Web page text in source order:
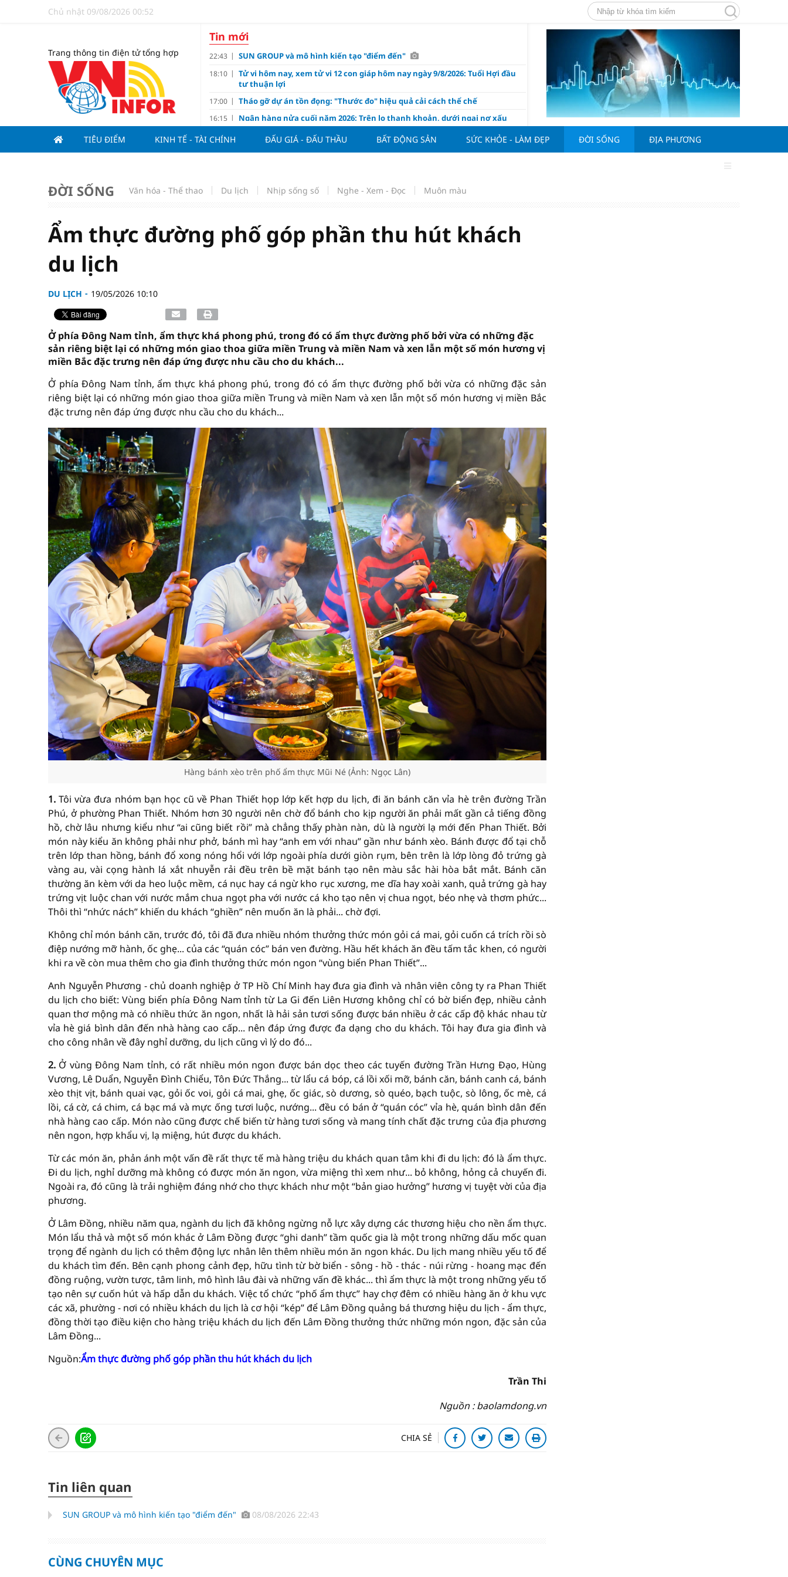
Chủ nhật 09/08/2026 00:52
Trang thông tin điện tử tổng hợp
Tin mới
22:43 SUN GROUP và mô hình kiến tạo "điểm đến"
18:10
Tử vi hôm nay, xem tử vi 12 con giáp hôm nay ngày 9/8/2026: Tuổi Hợi đầu
tư thuận lợi
17:00 Tháo gỡ dự án tồn đọng: "Thước đo" hiệu quả cải cách thể chế
16:15 Ngân hàng nửa cuối năm 2026: Trên lo thanh khoản, dưới ngại nợ xấu
14:10
Tín dụng/GDP của Việt Nam "phình" lên 155%, cao gấp 3 lần nhóm cùng
3-1 ở ASEAN Cup 2026
10:23 Giá vàng hôm nay 8/8: Vàng thế giới "nhảy vọt"
Các cổ phiếu IPO có được phân bổ dòng vốn mới từ nâng hạng thị trường?
08:15 Lợi ích của nước chanh gừng
TIÊU ĐIỂM KINH TẾ - TÀI CHÍNH ĐẤU GIÁ - ĐẤU THẦU BẤT ĐỘNG SẢN SỨC KHỎE - LÀM ĐẸP ĐỜI SỐNG ĐỊA PHƯƠNG
ĐỜI SỐNG Văn hóa - Thể thao Du lịch Nhịp sống số Nghe - Xem - Đọc Muôn màu
Ẩm thực đường phố góp phần thu hút khách
du lịch
DU LỊCH 19/05/2026 10:10
Ở phía Đông Nam tỉnh, ẩm thực khá phong phú, trong đó có ẩm thực đường phố bởi vừa có những đặc
sản riêng biệt lại có những món giao thoa giữa miền Trung và miền Nam và xen lẫn một số món hương vị
miền Bắc đặc trưng nên đáp ứng được nhu cầu cho du khách...
Ở phía Đông Nam tỉnh, ẩm thực khá phong phú, trong đó có ẩm thực đường phố bởi vừa có những đặc sản
riêng biệt lại có những món giao thoa giữa miền Trung và miền Nam và xen lẫn một số món hương vị miền Bắc
đặc trưng nên đáp ứng được nhu cầu cho du khách...
Hàng bánh xèo trên phố ẩm thực Mũi Né (Ảnh: Ngọc Lân)
1. Tôi vừa đưa nhóm bạn học cũ về Phan Thiết họp lớp kết hợp du lịch, đi ăn bánh căn vỉa hè trên đường Trần
Phú, ở phường Phan Thiết. Nhóm hơn 30 người nên chờ đổ bánh cho kịp người ăn phải mất gần cả tiếng đồng
hồ, chờ lâu nhưng kiểu như “ai cũng biết rồi” mà chẳng thấy phàn nàn, dù là người lạ mới đến Phan Thiết. Bởi
món này kiểu ăn không phải như phở, bánh mì hay “anh em với nhau” gần như bánh xèo. Bánh được đổ tại chỗ
trên lớp than hồng, bánh đổ xong nóng hổi với lớp ngoài phía dưới giòn rụm, bên trên là lớp lòng đỏ trứng gà
vàng au, vài cọng hành lá xắt nhuyễn rải đều trên bề mặt bánh tạo nên màu sắc hài hòa bắt mắt. Bánh căn
thường ăn kèm với da heo luộc mềm, cá nục hay cá ngừ kho rục xương, me dĩa hay xoài xanh, quả trứng gà hay
trứng vịt luộc chan với nước mắm chua ngọt pha với nước cá kho tạo nên vị chua ngọt, béo nhẹ và thơm phức...
Thôi thì “nhức nách” khiến du khách “ghiền” nên muốn ăn là phải... chờ đợi.
Không chỉ món bánh căn, trước đó, tôi đã đưa nhiều nhóm thưởng thức món gỏi cá mai, gỏi cuốn cá trích rồi sò
điệp nướng mỡ hành, ốc ghẹ... của các “quán cóc” bán ven đường. Hầu hết khách ăn đều tấm tắc khen, có người
khi ra về còn mua thêm cho gia đình thưởng thức món ngon “vùng biển Phan Thiết”...
Anh Nguyễn Phương - chủ doanh nghiệp ở TP Hồ Chí Minh hay đưa gia đình và nhân viên công ty ra Phan Thiết
du lịch cho biết: Vùng biển phía Đông Nam tỉnh từ La Gi đến Liên Hương không chỉ có bờ biển đẹp, nhiều cảnh
quan thơ mộng mà có nhiều thức ăn ngon, nhất là hải sản tươi sống được bán nhiều ở các cấp độ khác nhau từ
vỉa hè giá bình dân đến nhà hàng cao cấp... nên đáp ứng được đa dạng cho du khách. Tôi hay đưa gia đình và
cho công nhân về đây nghỉ dưỡng, du lịch cũng vì lý do đó...
2. Ở vùng Đông Nam tỉnh, có rất nhiều món ngon được bán dọc theo các tuyến đường Trần Hưng Đạo, Hùng
Vương, Lê Duẩn, Nguyễn Đình Chiểu, Tôn Đức Thắng... từ lẩu cá bóp, cá lồi xối mỡ, bánh căn, bánh canh cá, bánh
xèo thịt vịt, bánh quai vạc, gỏi ốc voi, gỏi cá mai, ghẹ, ốc giác, sò dương, sò quéo, bạch tuộc, sò lông, ốc mè, cá
lồi, cá cờ, cá chim, cá bạc má và mực ống tươi luộc, nướng... đều có bán ở “quán cóc” vỉa hè, quán bình dân đến
nhà hàng cao cấp. Món nào cũng được chế biến từ hàng tươi sống và mang tính chất đặc trưng của địa phương
nên ngon, hợp khẩu vị, lạ miệng, hút được du khách.
Từ các món ăn, phản ánh một vấn đề rất thực tế mà hàng triệu du khách quan tâm khi đi du lịch: đó là ẩm thực.
Đi du lịch, nghỉ dưỡng mà không có được món ăn ngon, vừa miệng thì xem như... bỏ không, hỏng cả chuyến đi.
Ngoài ra, đó cũng là trải nghiệm đáng nhớ cho thực khách như một “bản giao hưởng” hương vị tuyệt vời của địa
phương.
Ở Lâm Đồng, nhiều năm qua, ngành du lịch đã không ngừng nỗ lực xây dựng các thương hiệu cho nền ẩm thực.
Món lẩu thả và một số món khác ở Lâm Đồng được “ghi danh” tầm quốc gia là một trong những dấu mốc quan
trọng để ngành du lịch có thêm động lực nhân lên thêm nhiều món ăn ngon khác. Du lịch mang nhiều yếu tố để
du khách tìm đến. Bên cạnh phong cảnh đẹp, hữu tình từ bờ biển - sông - hồ - thác - núi rừng - hoang mạc đến
đồng ruộng, vườn tược, tâm linh, mô hình lâu đài và những vấn đề khác... thì ẩm thực là một trong những yếu tố
tạo nên sự cuốn hút và hấp dẫn du khách. Việc tổ chức “phố ẩm thực” hay chợ đêm có nhiều hàng ăn ở khu vực
các xã, phường - nơi có nhiều khách du lịch là cơ hội “kép” để Lâm Đồng quảng bá thương hiệu du lịch - ẩm thực,
đồng thời tạo điều kiện cho hàng triệu khách du lịch đến Lâm Đồng thưởng thức những món ngon, đặc sản của
Lâm Đồng...
Nguồn:Ẩm thực đường phố góp phần thu hút khách du lịch
Trần Thi
Nguồn : baolamdong.vn
CHIA SẺ
Tin liên quan
SUN GROUP và mô hình kiến tạo "điểm đến" 08/08/2026 22:43
CÙNG CHUYÊN MỤC